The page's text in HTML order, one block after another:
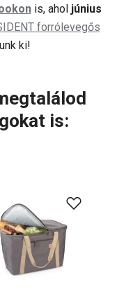
is, ahol június
forrólevegős
ki!
is: